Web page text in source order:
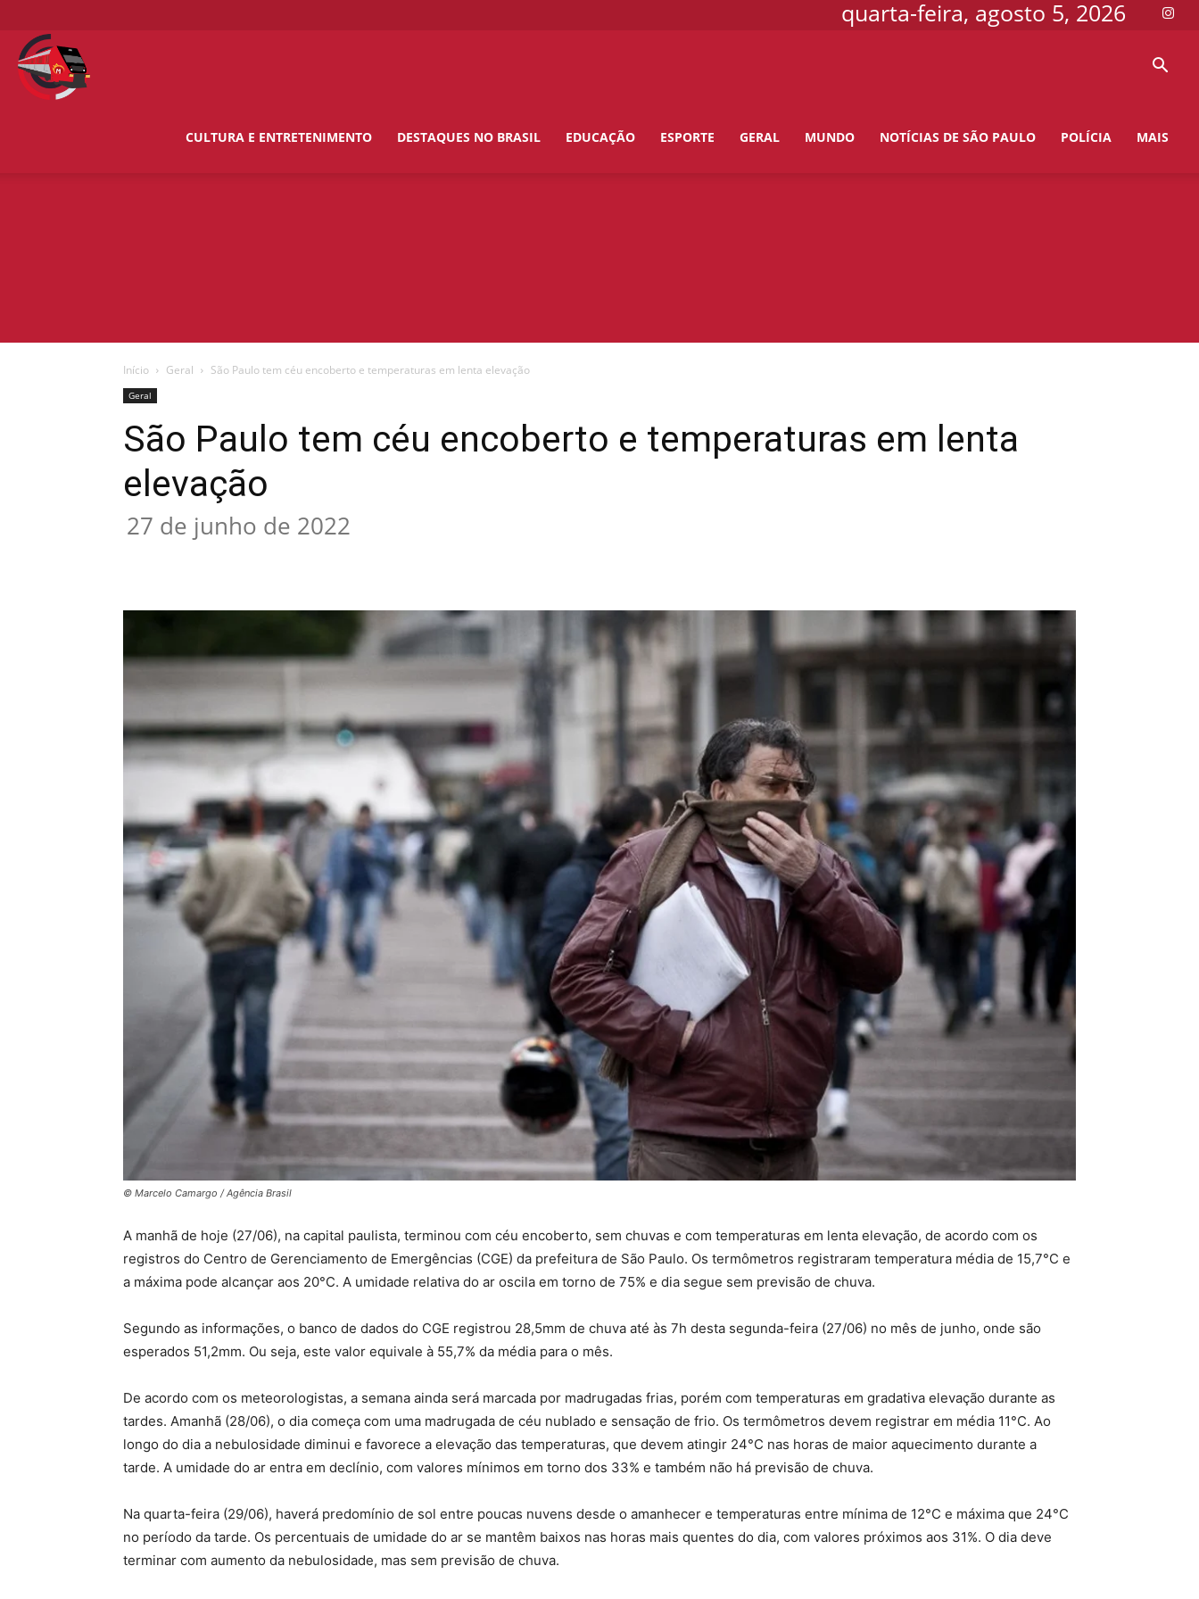
quarta-feira, agosto 5, 2026
CULTURA E ENTRETENIMENTO DESTAQUES NO BRASIL EDUCAÇÃO ESPORTE GERAL MUNDO NOTÍCIAS DE SÃO PAULO POLÍCIA MAIS
Início Geral São Paulo tem céu encoberto e temperaturas em lenta elevação
Geral
São Paulo tem céu encoberto e temperaturas em lenta
elevação
27 de junho de 2022
© Marcelo Camargo / Agência Brasil
A manhã de hoje (27/06), na capital paulista, terminou com céu encoberto, sem chuvas e com temperaturas em lenta elevação, de acordo com os
registros do Centro de Gerenciamento de Emergências (CGE) da prefeitura de São Paulo. Os termômetros registraram temperatura média de 15,7°C e
a máxima pode alcançar aos 20°C. A umidade relativa do ar oscila em torno de 75% e dia segue sem previsão de chuva.
Segundo as informações, o banco de dados do CGE registrou 28,5mm de chuva até às 7h desta segunda-feira (27/06) no mês de junho, onde são
esperados 51,2mm. Ou seja, este valor equivale à 55,7% da média para o mês.
De acordo com os meteorologistas, a semana ainda será marcada por madrugadas frias, porém com temperaturas em gradativa elevação durante as
tardes. Amanhã (28/06), o dia começa com uma madrugada de céu nublado e sensação de frio. Os termômetros devem registrar em média 11°C. Ao
longo do dia a nebulosidade diminui e favorece a elevação das temperaturas, que devem atingir 24°C nas horas de maior aquecimento durante a
tarde. A umidade do ar entra em declínio, com valores mínimos em torno dos 33% e também não há previsão de chuva.
Na quarta-feira (29/06), haverá predomínio de sol entre poucas nuvens desde o amanhecer e temperaturas entre mínima de 12°C e máxima que 24°C
no período da tarde. Os percentuais de umidade do ar se mantêm baixos nas horas mais quentes do dia, com valores próximos aos 31%. O dia deve
terminar com aumento da nebulosidade, mas sem previsão de chuva.